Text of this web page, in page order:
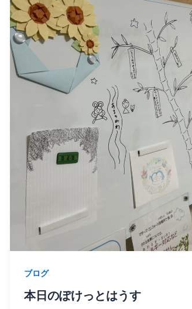
ブログ
本日のぽけっとはうす